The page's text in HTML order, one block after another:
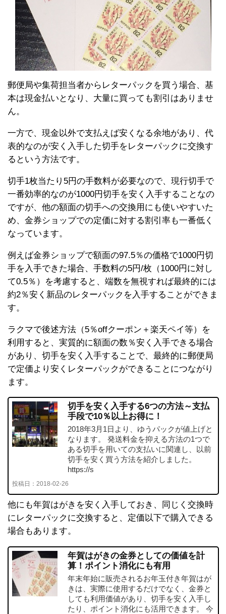
郵便局や集荷担当者からレターパックを買う場合、基
本は現金払いとなり、大量に買っても割引はありませ
ん。
一方で、現金以外で支払えば安くなる余地があり、代
表的なのが安く入手した切手をレターパックに交換す
るという方法です。
切手1枚当たり5円の手数料が必要なので、現行切手で
一番効率的なのが1000円切手を安く入手することなの
ですが、他の額面の切手への交換用にも使いやすいた
め、金券ショップでの定価に対する割引率も一番低く
なっています。
例えば金券ショップで額面の97.5％の価格で1000円切
手を入手できた場合、手数料の5円/枚（1000円に対し
て0.5％）を考慮すると、端数を無視すれば最終的には
約2％安く新品のレターパックを入手することができま
す。
ラクマで後述方法（5％offクーポン＋楽天ペイ等）を
利用すると、実質的に額面の数％安く入手できる場合
があり、切手を安く入手することで、最終的に郵便局
で定価より安くレターパックができることにつながり
ます。
切手を安く入手する6つの方法～支払
手段で10％以上お得に！
2018年3月1日より、ゆうパックが値上げと
なります。 発送料金を抑える方法の1つで
ある切手を用いての支払いに関連し、以前
切手を安く買う方法を紹介しました。
https://s
投稿日： 2018-02-26
他にも年賀はがきを安く入手しておき、同じく交換時
にレターパックに交換すると、定価以下で購入できる
場合もあります。
年賀はがきの金券としての価値を計
算！ポイント消化にも有用
年末年始に販売されるお年玉付き年賀はが
きは、実際に使用するだけでなく、金券と
しても利用価値があり、切手を安く入手し
たり、ポイント消化にも活用できます。 今